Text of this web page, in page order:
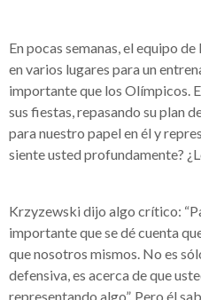
En pocas semanas, el equipo
en varios lugares para un
importante que los Olímpicos.
sus fiestas, repasando su plan
para nuestro papel en él y
siente usted profundamente?
Krzyzewski dijo algo crítico:
importante que se dé cuenta
que nosotros mismos. No es
defensiva, es acerca de que
representando algo”. Pero él